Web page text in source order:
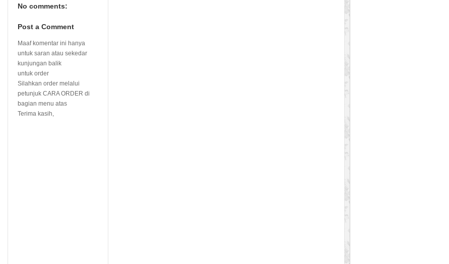
No comments:
Post a Comment
Maaf komentar ini hanya
untuk saran atau sekedar
kunjungan balik
untuk order
Silahkan order melalui
petunjuk CARA ORDER di
bagian menu atas
Terima kasih,